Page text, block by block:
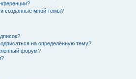
созданные мной темы?
на определённую тему?
форум?